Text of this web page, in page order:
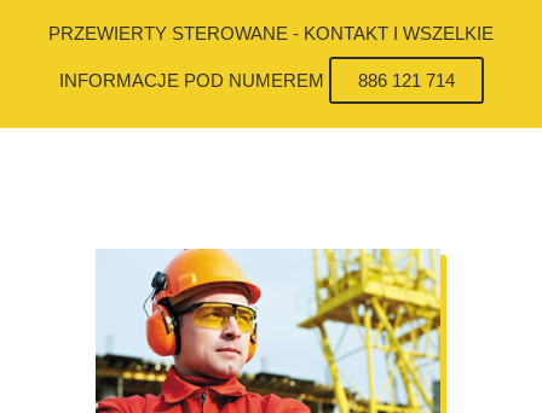
PRZEWIERTY STEROWANE - KONTAKT I WSZELKIE
INFORMACJE POD NUMEREM 886 121 714